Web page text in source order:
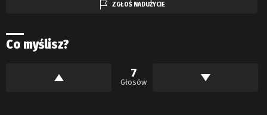
ZGŁOŚ NADUŻYCIE
Co myślisz?
7
Głosów